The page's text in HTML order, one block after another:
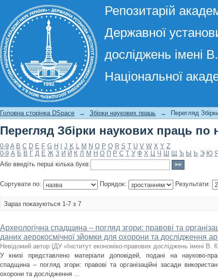
Репозитарій
Державної
досліджень імені
Національної
Перегляд Збірки наукових праць по
Головна сторінка DSpace → Збірки наукових праць → Перегляд
Перегляд Збірки наукових праць по
0-9 A B C D E F G H J K L M N O P Q R S T U V W X Y Z
0-9 А Б В Г Д Е Ж З И Й К Л М Н О П Р С Т У Ф Х Ц Ч Ш Щ Ъ Ы Ь Э Ю
Або введіть перші кілька букв:
Сортувати по: Порядок: Результати:
Зараз показуються 1-7 з 7
Археологічна спадщина – погляд згори: правові та
даних аерокосмічної зйомки для охорони та дослідження
Невідомий автор (ДУ «Інститут економіко-правових досліджень імені
У книзі представлено матеріали доповідей, подані на науково-
спадщина – погляд згори: правові та організаційні засади
охорони та дослідження ...